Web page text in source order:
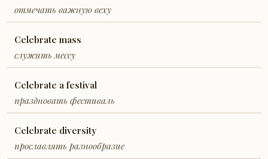
отмечать важную веху
Celebrate mass
служить мессу
Celebrate a festival
праздновать фестиваль
Celebrate diversity
прославлять разнообразие